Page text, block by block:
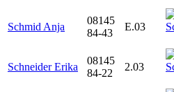
Schmid Anja
08145
84-43
E.03
Schneider Erika
08145
84-22
2.03